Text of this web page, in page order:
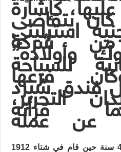
كإشارة
كان يتقاضى
جنيه استرليني
من شركة
وأولاده”
للسياحة
فرعها
فندق شبرد
التحرير،
قرأته
عن عمله
وكان المليونير هاربر بعمر 48 سنة حين قام في شتاء 1912